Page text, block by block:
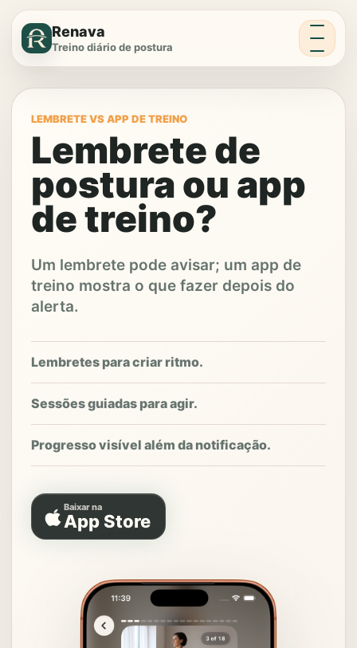
Renava
Treino diário de postura
Menu
LEMBRETE VS APP DE TREINO
Lembrete de
postura ou app
de treino?
Um lembrete pode avisar; um app de
treino mostra o que fazer depois do
alerta.
Lembretes para criar ritmo.
Sessões guiadas para agir.
Progresso visível além da notificação.
Baixar na
App Store